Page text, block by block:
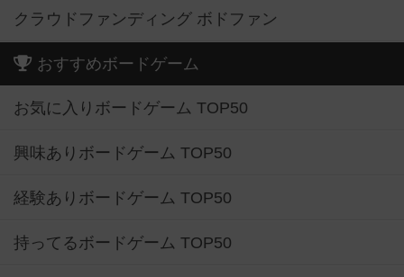
クラウドファンディング ボドファン
おすすめボードゲーム
お気に入りボードゲーム TOP50
興味ありボードゲーム TOP50
経験ありボードゲーム TOP50
持ってるボードゲーム TOP50